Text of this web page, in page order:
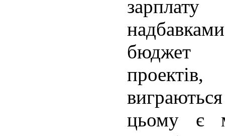
бюджет
цьому є